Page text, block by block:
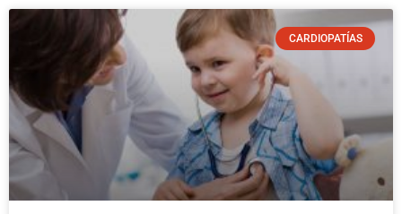
CARDIOPATÍAS